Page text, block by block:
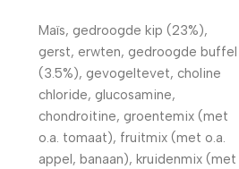
Maïs, gedroogde kip (23%),
gerst, erwten, gedroogde buffel
(3.5%), gevogeltevet, choline
chloride, glucosamine,
chondroitine, groentemix (met
o.a. tomaat), fruitmix (met o.a.
appel, banaan), kruidenmix (met